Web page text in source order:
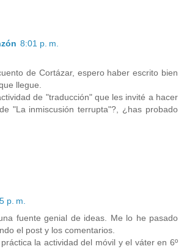
8:01 p. m.
de Cortázar, espero haber escrito bien
llegue.
de "traducción" que les invité a hacer
"La inmiscusión terrupta"?, ¿has probado
p. m.
fuente genial de ideas. Me lo he pasado
el post y los comentarios.
la actividad del móvil y el váter en 6º